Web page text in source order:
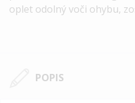
oplet odolný voči ohybu,
POPIS